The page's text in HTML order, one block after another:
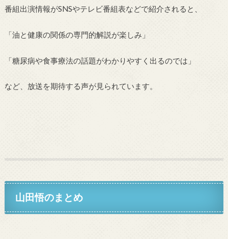
番組出演情報がSNSやテレビ番組表などで紹介されると、
「油と健康の関係の専門的解説が楽しみ」
「糖尿病や食事療法の話題がわかりやすく出るのでは」
など、放送を期待する声が見られています。
山田悟のまとめ